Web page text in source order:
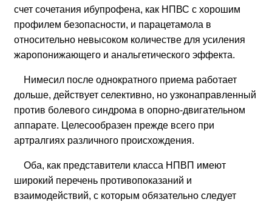
счет сочетания ибупрофена, как НПВС с хорошим
профилем безопасности, и парацетамола в
относительно невысоком количестве для усиления
жаропонижающего и анальгетического эффекта.
Нимесил после однократного приема работает
дольше, действует селективно, но узконаправленный
против болевого синдрома в опорно-двигательном
аппарате. Целесообразен прежде всего при
артралгиях различного происхождения.
Оба, как представители класса НПВП имеют
широкий перечень противопоказаний и
взаимодействий, с которым обязательно следует